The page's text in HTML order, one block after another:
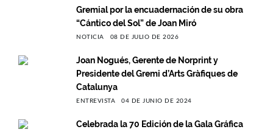
Gremial por la encuadernación de su obra
“Cántico del Sol” de Joan Miró
NOTICIA 08 DE JULIO DE 2026
Joan Nogués, Gerente de Norprint y
Presidente del Gremi d’Arts Gràfiques de
Catalunya
ENTREVISTA 04 DE JUNIO DE 2024
Celebrada la 70 Edición de la Gala Gráfica